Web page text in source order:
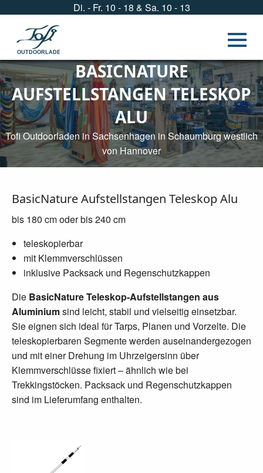
Di. - Fr. 10 - 18 & Sa. 10 - 13
OUTDOORLADEN
BASICNATURE
AUFSTELLSTANGEN TELESKOP
ALU
Tofi Outdoorladen in Sachsenhagen in Schaumburg westlich
von Hannover
BasicNature Aufstellstangen Teleskop Alu
bis 180 cm oder bis 240 cm
teleskopierbar
mit Klemmverschlüssen
inklusive Packsack und Regenschutzkappen
Die BasicNature Teleskop-Aufstellstangen aus
Aluminiumsind leicht, stabil und vielseitig einsetzbar.
Sie eignen sich ideal für Tarps, Planen und Vorzelte. Die
teleskopierbaren Segmente werden auseinandergezogen
und mit einer Drehung im Uhrzeigersinn über
Klemmverschlüsse fixiert – ähnlich wie bei
Trekkingstöcken. Packsack und Regenschutzkappen
sind im Lieferumfang enthalten.